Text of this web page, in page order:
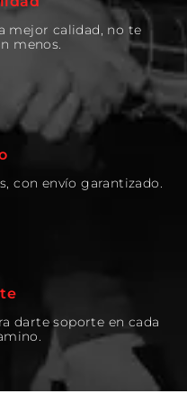
mejor calidad, no te
menos.
con envío garantizado.
darte soporte en cada